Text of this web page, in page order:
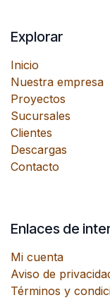
Explorar
Inicio
Nuestra empresa
Proyectos
Sucursales
Clientes
Descargas
Contacto
Enlaces de
Mi cuenta
Aviso de
Términos y